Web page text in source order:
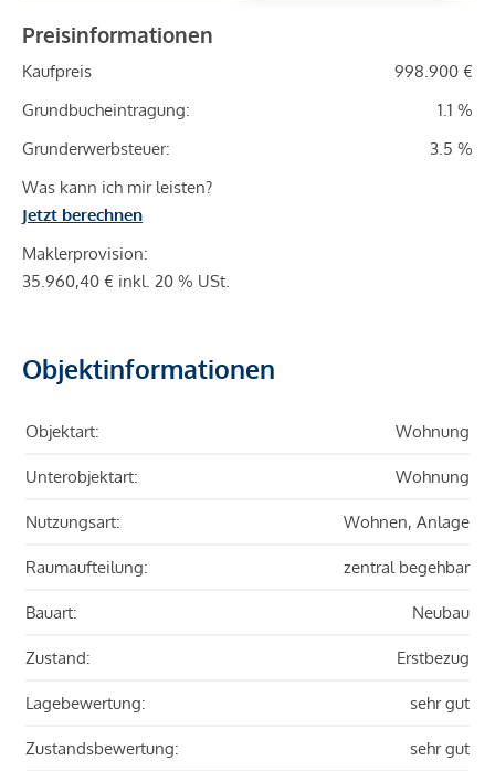
Preisinformationen
Kaufpreis
998.900 €
Grundbucheintragung:
1.1 %
Grunderwerbsteuer:
3.5 %
Was kann ich mir leisten?
Jetzt berechnen
Maklerprovision:
35.960,40 € inkl. 20 % USt.
Objektinformationen
Objektart: Wohnung
Unterobjektart: Wohnung
Nutzungsart: Wohnen, Anlage
Raumaufteilung: zentral begehbar
Bauart: Neubau
Zustand: Erstbezug
Lagebewertung: sehr gut
Zustandsbewertung: sehr gut